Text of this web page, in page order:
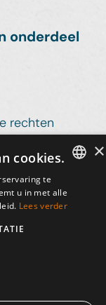
onderdeel
rechten
ENGLISH
×
cookies.
te
u in met alle
Lees verder